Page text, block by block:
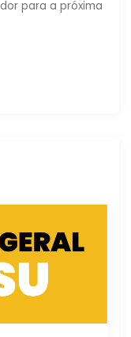
para a próxima